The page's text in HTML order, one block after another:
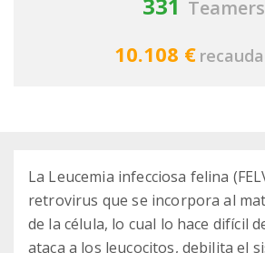
331 Teamers
10.108 €
La Leucemia infecciosa felina
retrovirus que se incorpora al
de la célula, lo cual lo hace difícil
ataca a los leucocitos, debilita el